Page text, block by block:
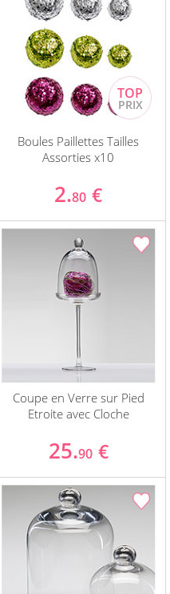
Boules Paillettes Tailles
Assorties x10
2.80 €
Coupe en Verre sur Pied
Etroite avec Cloche
25.90 €